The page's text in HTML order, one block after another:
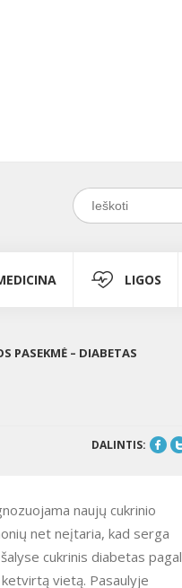
LIGOS
PASEKMĖ – DIABETAS
DALINTIS:
naujų cukrinio
net neįtaria, kad serga
cukrinis diabetas pagal
vietą. Pasaulyje